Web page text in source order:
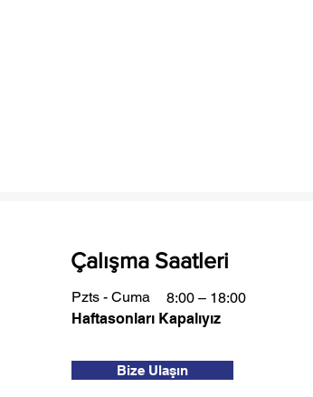
Çalışma Saatleri
Haftasonları Kapalıyız
Pzts - Cuma 8:00 – 18:00
Bize Ulaşın